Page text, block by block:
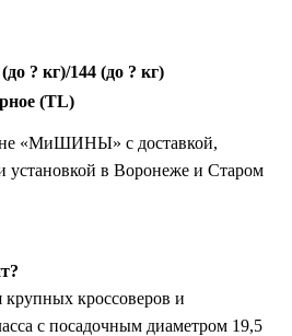
? кг)/144 (до ? кг)
(TL)
«МиШИНЫ» с доставкой,
установкой в Воронеже и Старом
кроссоверов и
с посадочным диаметром 19,5